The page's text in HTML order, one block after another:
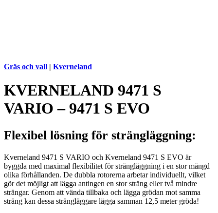
Gräs och vall | Kverneland
KVERNELAND 9471 S
VARIO – 9471 S EVO
Flexibel lösning för strängläggning:
Kverneland 9471 S VARIO och Kverneland 9471 S EVO är
byggda med maximal flexibilitet för strängläggning i en stor mängd
olika förhållanden. De dubbla rotorerna arbetar individuellt, vilket
gör det möjligt att lägga antingen en stor sträng eller två mindre
strängar. Genom att vända tillbaka och lägga grödan mot samma
sträng kan dessa strängläggare lägga samman 12,5 meter gröda!